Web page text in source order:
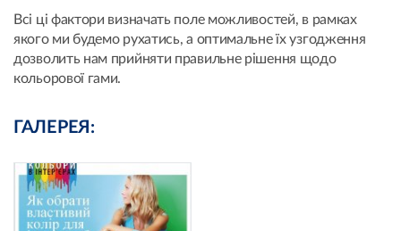
Всі ці фактори визначать поле можливостей, в рамках
якого ми будемо рухатись, а оптимальне їх узгодження
дозволить нам прийняти правильне рішення щодо
кольорової гами.
ГАЛЕРЕЯ: